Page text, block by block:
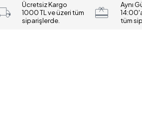
Ücretsiz Kargo
1000 TL ve üzeri tüm
siparişlerde.
Aynı
tüm